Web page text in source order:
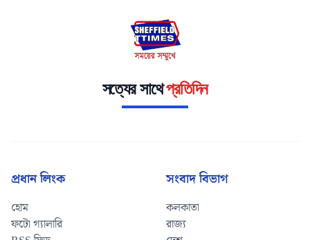
সত্যের সাথেপ্রতিদিন
প্রধান লিংক
হোম
ফটো গ্যালারি
সংবাদ বিভাগ
কলকাতা
রাজ্য